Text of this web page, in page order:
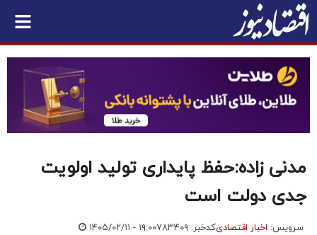
مدنی زاده:حفظ پایداری تولید اولویت
جدی دولت است
سرویس: اخبار اقتصادیکدخبر: ۷۸۳۴۰۹ ۱۴۰۵/۰۲/۱۱ - ۱۹:۰۰